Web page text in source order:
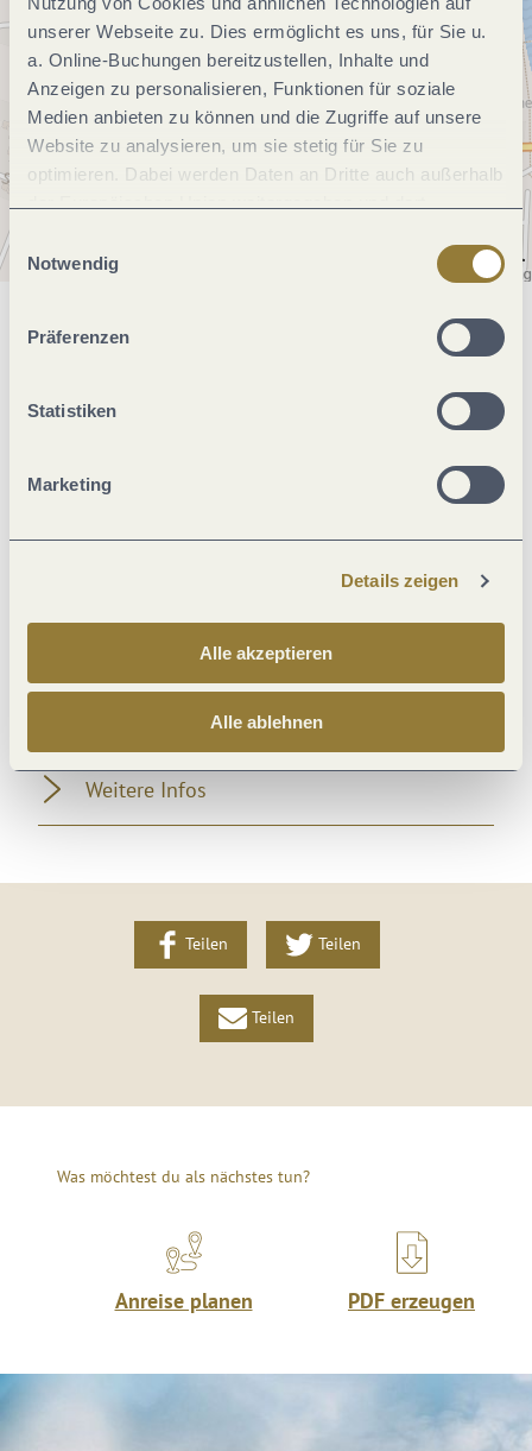
unserer Webseite zu. Dies ermöglicht es uns, für Sie u.
a. Online-Buchungen bereitzustellen, Inhalte und
Anzeigen zu personalisieren, Funktionen für soziale
Medien anbieten zu können und die Zugriffe auf unsere
Website zu analysieren, um sie stetig für Sie zu
optimieren. Dabei werden Daten an Dritte auch außerhalb
jederzeit widerrufen werden. Mit der Auswahl "Alle
ablehnen" kann es zu Beeinträchtigungen in der Nutzung
Einwilligungsauswahl
Notwendig
Präferenzen
Statistiken
Marketing
Details zeigen
Alle akzeptieren
Alle ablehnen
Allgemeine Informationen
Ausstattung Zimmer/Appartement
Weitere Infos
Teilen Teilen
Teilen
Was möchtest du als nächstes tun?
Anreise planen PDF erzeugen